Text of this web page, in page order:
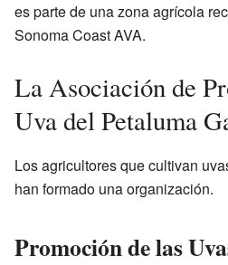
es parte de una zona agrícola
Sonoma Coast AVA.
La Asociación de
Uva del Petaluma
Los agricultores que cultivan
han formado una organización.
Promoción de las